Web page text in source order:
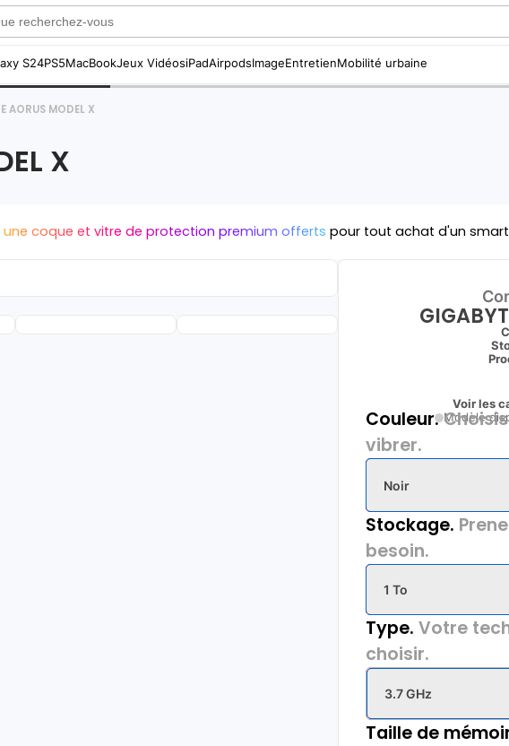
S24PS5MacBookJeux VidéosiPadAirpodsImageEntretienMobilité urbaine
AORUS MODEL X
X
une coque et vitre de protection premium offerts pour tout achat d'un
Voir les
Modèle
Couleur.
vibrer.
Noir
Stockage.
besoin.
1 To
Type. Votre
choisir.
3.7 GHz
Taille de